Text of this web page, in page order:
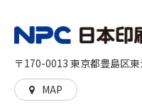
に、社会に、彩りを加
る「モノ」づくり、印
や世界を生む「コト」
す。
〒170-0013 東京都豊島区
MAP